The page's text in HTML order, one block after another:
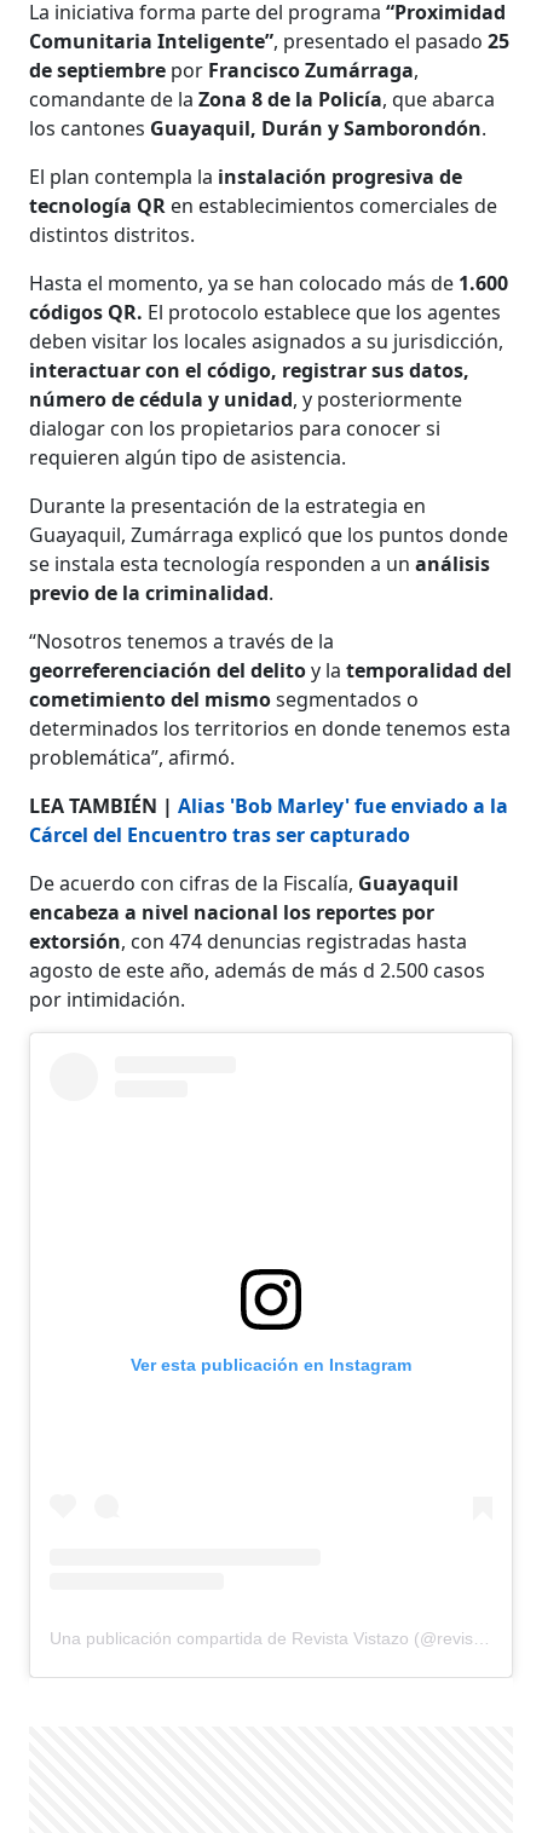
La iniciativa forma parte del programa“Proximidad
Comunitaria Inteligente”, presentado el pasado25
de septiembre por Francisco Zumárraga,
comandante de laZona 8 de la Policía, que abarca
los cantones Guayaquil, Durán y Samborondón.
El plan contempla la instalación progresiva de
tecnología QR en establecimientos comerciales de
distintos distritos.
Hasta el momento, ya se han colocado más de 1.600
códigos QR. El protocolo establece que los agentes
deben visitar los locales asignados a su jurisdicción,
interactuar con el código, registrar sus datos,
número de cédula y unidad, y posteriormente
dialogar con los propietarios para conocer si
requieren algún tipo de asistencia.
Durante la presentación de la estrategia en
Guayaquil, Zumárraga explicó que los puntos donde
se instala esta tecnología responden a unanálisis
previo de la criminalidad.
“Nosotros tenemos a través de la
georreferenciación del delitoy latemporalidad del
cometimiento del mismosegmentados o
determinados los territorios en donde tenemos esta
problemática”, afirmó.
LEA TAMBIÉN |Alias 'Bob Marley' fue enviado a la
Cárcel del Encuentro tras ser capturado
De acuerdo con cifras de la Fiscalía, Guayaquil
encabeza a nivel nacional los reportes por
extorsión, con 474 denuncias registradas hasta
agosto de este año, además de más d 2.500 casos
por intimidación.
Ver esta publicación en Instagram